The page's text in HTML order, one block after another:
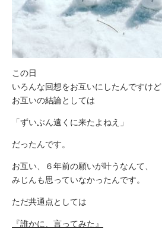
この日
いろんな回想をお互いにしたんですけど
お互いの結論としては
「ずいぶん遠くに来たよねえ」
だったんです。
お互い、６年前の願いが叶うなんて、
みじんも思っていなかったんです。
ただ共通点としては
『誰かに、言ってみた』